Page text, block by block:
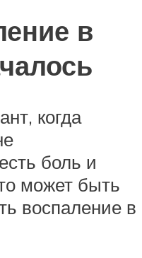
в
когда
боль и
может быть
воспаление в